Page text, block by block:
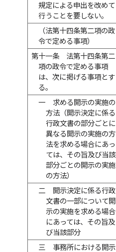
規定による申出を改めて
行うことを要しない。
（法第十四条第二項の政
令で定める事項）
第十一条
法第十四条第二
項の政令で定める事項
は、次に掲げる事項とす
る。
一
求める開示の実施の
方法（開示決定に係る
行政文書の部分ごとに
異なる開示の実施の方
法を求める場合にあっ
ては、その旨及び当該
部分ごとの開示の実施
の方法）
二
開示決定に係る行政
文書の一部について開
示の実施を求める場合
にあっては、その旨及
び当該部分
三
事務所における開示